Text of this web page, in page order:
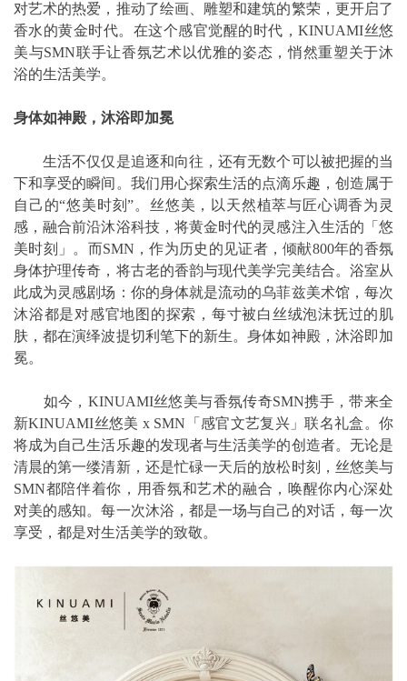
对艺术的热爱，推动了绘画、雕塑和建筑的繁荣，更开启了
香水的黄金时代。在这个感官觉醒的时代，KINUAMI丝悠
美与SMN联手让香氛艺术以优雅的姿态，悄然重塑关于沐
浴的生活美学。
身体如神殿，沐浴即加冕
生活不仅仅是追逐和向往，还有无数个可以被把握的当
下和享受的瞬间。我们用心探索生活的点滴乐趣，创造属于
自己的“悠美时刻”。丝悠美，以天然植萃与匠心调香为灵
感，融合前沿沐浴科技，将黄金时代的灵感注入生活的「悠
美时刻」。而SMN，作为历史的见证者，倾献800年的香氛
身体护理传奇，将古老的香韵与现代美学完美结合。浴室从
此成为灵感剧场：你的身体就是流动的乌菲兹美术馆，每次
沐浴都是对感官地图的探索，每寸被白丝绒泡沫抚过的肌
肤，都在演绎波提切利笔下的新生。身体如神殿，沐浴即加
冕。
如今，KINUAMI丝悠美与香氛传奇SMN携手，带来全
新KINUAMI丝悠美 x SMN「感官文艺复兴」联名礼盒。你
将成为自己生活乐趣的发现者与生活美学的创造者。无论是
清晨的第一缕清新，还是忙碌一天后的放松时刻，丝悠美与
SMN都陪伴着你，用香氛和艺术的融合，唤醒你内心深处
对美的感知。每一次沐浴，都是一场与自己的对话，每一次
享受，都是对生活美学的致敬。